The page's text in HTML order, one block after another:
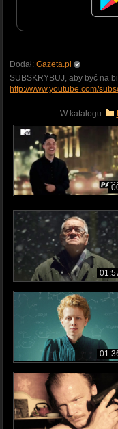
Dodał: Gazeta.pl
SUBSKRYBUJ, aby być na
http://www.youtube.com/
W katalogu: